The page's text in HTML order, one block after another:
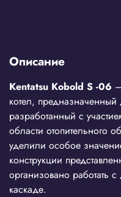
Описание
Kentatsu Kobold S -06
котел,
разработанный с
области отопительного
уделили особое
конструкции
организовано работать
каскаде.